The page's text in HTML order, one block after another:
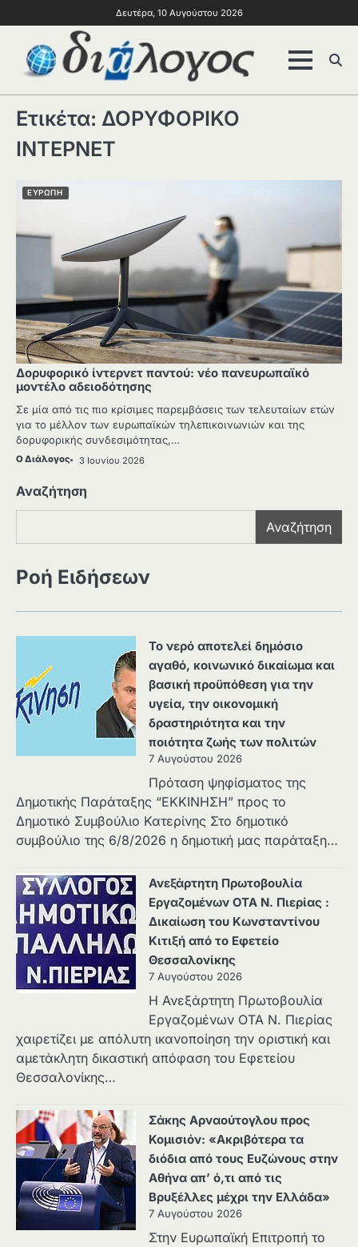
Δευτέρα, 10 Αυγούστου 2026
Ετικέτα: ΔΟΡΥΦΟΡΙΚΟ
ΙΝΤΕΡΝΕΤ
ΕΥΡΩΠΗ
Δορυφορικό ίντερνετ παντού: νέο πανευρωπαϊκό
μοντέλο αδειοδότησης
Σε μία από τις πιο κρίσιμες παρεμβάσεις των τελευταίων ετών
για το μέλλον των ευρωπαϊκών τηλεπικοινωνιών και της
δορυφορικής συνδεσιμότητας,…
Ο Διάλογος 3 Ιουνίου 2026
Αναζήτηση
Αναζήτηση
Ροή Ειδήσεων
Το νερό αποτελεί δημόσιο
αγαθό, κοινωνικό δικαίωμα και
βασική προϋπόθεση για την
υγεία, την οικονομική
δραστηριότητα και την
ποιότητα ζωής των πολιτών
7 Αυγούστου 2026
Πρόταση ψηφίσματος της
Δημοτικής Παράταξης “ΕΚΚΙΝΗΣΗ” προς το
Δημοτικό Συμβούλιο Κατερίνης Στο δημοτικό
συμβούλιο της 6/8/2026 η δημοτική μας παράταξη…
Ανεξάρτητη Πρωτοβουλία
Εργαζομένων ΟΤΑ Ν. Πιερίας :
Δικαίωση του Κωνσταντίνου
Κιτιξή από το Εφετείο
Θεσσαλονίκης
7 Αυγούστου 2026
Η Ανεξάρτητη Πρωτοβουλία
Εργαζομένων ΟΤΑ Ν. Πιερίας
χαιρετίζει με απόλυτη ικανοποίηση την οριστική και
αμετάκλητη δικαστική απόφαση του Εφετείου
Θεσσαλονίκης…
Σάκης Αρναούτογλου προς
Κομισιόν: «Ακριβότερα τα
διόδια από τους Ευζώνους στην
Αθήνα απ’ ό,τι από τις
Βρυξέλλες μέχρι την Ελλάδα»
7 Αυγούστου 2026
Στην Ευρωπαϊκή Επιτροπή το